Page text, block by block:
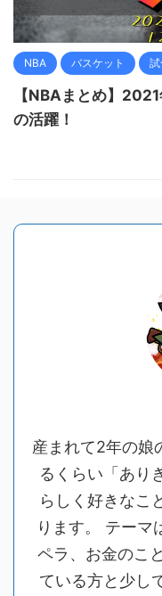
NBA バスケット
【NBAまとめ】
の活躍！
産まれて2年の娘
るくらい「あり
らしく好きなこ
ります。 テーマ
ペラ、お金のこ
ている方と少し